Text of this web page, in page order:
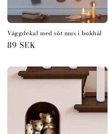
e
r
e
Väggdekal med söt mus i bokhål
Ordinarie
89 SEK